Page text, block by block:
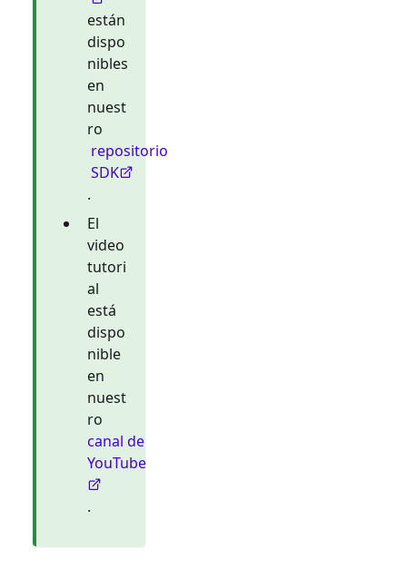
están
dispo
nibles
en
nuest
ro
repositorio
SDK
.
El
video
tutori
al
está
dispo
nible
en
nuest
ro
canal de
YouTube
.